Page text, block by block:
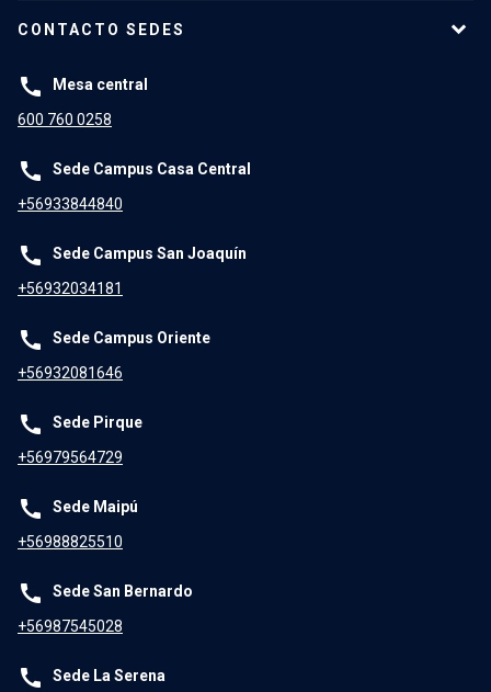
CONTACTO SEDES
call
Mesa central
600 760 0258
call
Sede Campus Casa Central
+56933844840
call
Sede Campus San Joaquín
+56932034181
call
Sede Campus Oriente
+56932081646
call
Sede Pirque
+56979564729
call
Sede Maipú
+56988825510
call
Sede San Bernardo
+56987545028
call
Sede La Serena